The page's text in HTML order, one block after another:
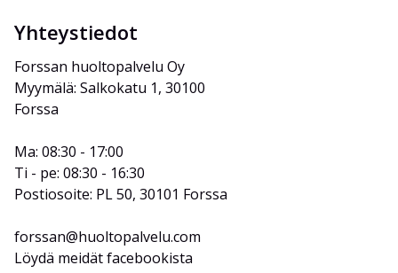
Yhteystiedot
Forssan huoltopalvelu Oy
Myymälä: Salkokatu 1, 30100
Forssa
Ma: 08:30 - 17:00
Ti - pe: 08:30 - 16:30
Postiosoite: PL 50, 30101 Forssa
forssan@huoltopalvelu.com
Löydä meidät facebookista